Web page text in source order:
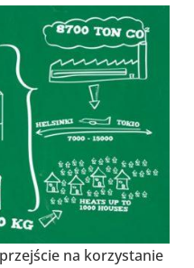
na korzy­sta­nie